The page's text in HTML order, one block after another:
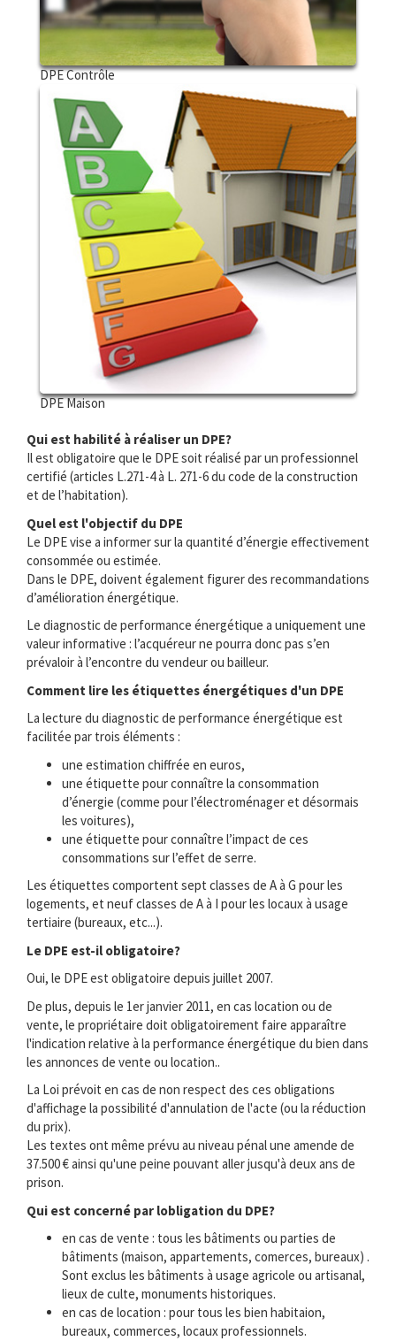
DPE Contrôle
DPE Maison
Qui est habilité à réaliser un DPE?
Il est obligatoire que le DPE soit réalisé par un professionnel
certifié (articles L.271-4 à L. 271-6 du code de la construction
et de l’habitation).
Quel est l'objectif du DPE
Le DPE vise a informer sur la quantité d’énergie effectivement
consommée ou estimée.
Dans le DPE, doivent également figurer des recommandations
d’amélioration énergétique.
Le diagnostic de performance énergétique a uniquement une
valeur informative : l’acquéreur ne pourra donc pas s’en
prévaloir à l’encontre du vendeur ou bailleur.
Comment lire les étiquettes énergétiques d'un DPE
La lecture du diagnostic de performance énergétique est
facilitée par trois éléments :
une estimation chiffrée en euros,
une étiquette pour connaître la consommation
d’énergie (comme pour l’électroménager et désormais
les voitures),
une étiquette pour connaître l’impact de ces
consommations sur l’effet de serre.
Les étiquettes comportent sept classes de A à G pour les
logements, et neuf classes de A à I pour les locaux à usage
tertiaire (bureaux, etc...).
Le DPE est-il obligatoire?
Oui, le DPE est obligatoire depuis juillet 2007.
De plus, depuis le 1er janvier 2011, en cas location ou de
vente, le propriétaire doit obligatoirement faire apparaître
l'indication relative à la performance énergétique du bien dans
les annonces de vente ou location..
La Loi prévoit en cas de non respect des ces obligations
d'affichage la possibilité d'annulation de l'acte (ou la réduction
du prix).
Les textes ont même prévu au niveau pénal une amende de
37.500 € ainsi qu'une peine pouvant aller jusqu'à deux ans de
prison.
Qui est concerné par lobligation du DPE?
en cas de vente : tous les bâtiments ou parties de
bâtiments (maison, appartements, comerces, bureaux) .
Sont exclus les bâtiments à usage agricole ou artisanal,
lieux de culte, monuments historiques.
en cas de location : pour tous les bien habitaion,
bureaux, commerces, locaux professionnels.